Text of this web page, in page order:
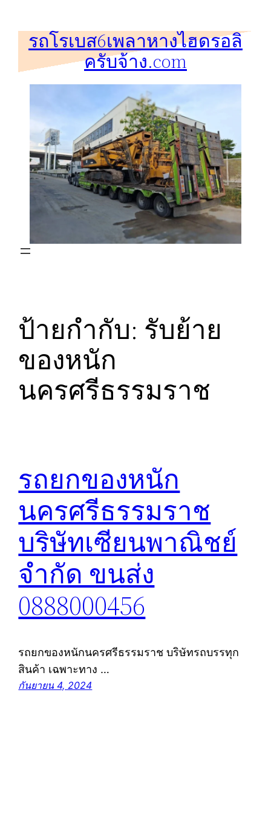
รถโรเบส6เพลาหางไฮดรอลิ
ครับจ้าง.com
ป้ายกำกับ: รับย้าย
ของหนัก
นครศรีธรรมราช
รถยกของหนัก
นครศรีธรรมราช
บริษัทเซียนพาณิชย์
จำกัด ขนส่ง
0888000456
รถยกของหนักนครศรีธรรมราช บริษัทรถบรรทุก
สินค้า เฉพาะทาง …
กันยายน 4, 2024